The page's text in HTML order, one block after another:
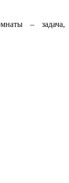
– задача,